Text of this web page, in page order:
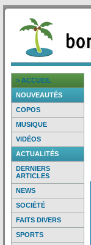
> ACCUEIL
NOUVEAUTÉS
COPOS
MUSIQUE
VIDÉOS
ACTUALITÉS
DERNIERS
ARTICLES
NEWS
SOCIÉTÉ
FAITS DIVERS
SPORTS